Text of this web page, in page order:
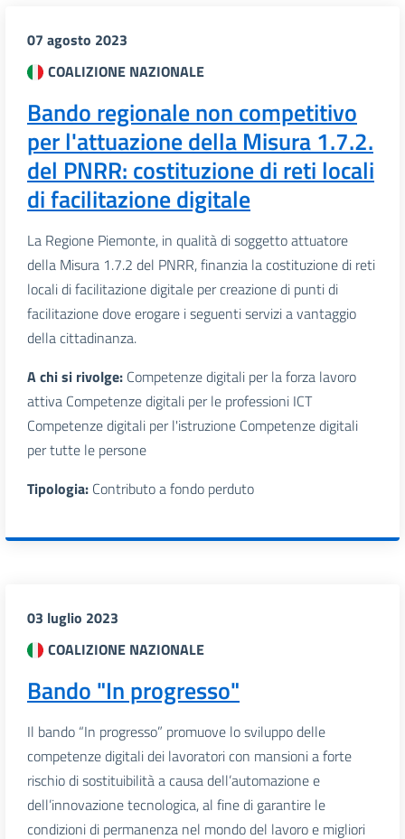
07 agosto 2023
COALIZIONE NAZIONALE
Bando regionale non competitivo
per l'attuazione della Misura 1.7.2.
del PNRR: costituzione di reti locali
di facilitazione digitale
La Regione Piemonte, in qualità di soggetto attuatore
della Misura 1.7.2 del PNRR, finanzia la costituzione di reti
locali di facilitazione digitale per creazione di punti di
facilitazione dove erogare i seguenti servizi a vantaggio
della cittadinanza.
A chi si rivolge: Competenze digitali per la forza lavoro
attiva Competenze digitali per le professioni ICT
Competenze digitali per l'istruzione Competenze digitali
per tutte le persone
Tipologia: Contributo a fondo perduto
03 luglio 2023
COALIZIONE NAZIONALE
Bando "In progresso"
Il bando “In progresso” promuove lo sviluppo delle
competenze digitali dei lavoratori con mansioni a forte
rischio di sostituibilità a causa dell’automazione e
dell’innovazione tecnologica, al fine di garantire le
condizioni di permanenza nel mondo del lavoro e migliori